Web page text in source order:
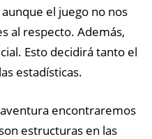
el juego no nos
al respecto. Además,
Esto decidirá tanto el
estadísticas.
encontraremos
estructuras en las